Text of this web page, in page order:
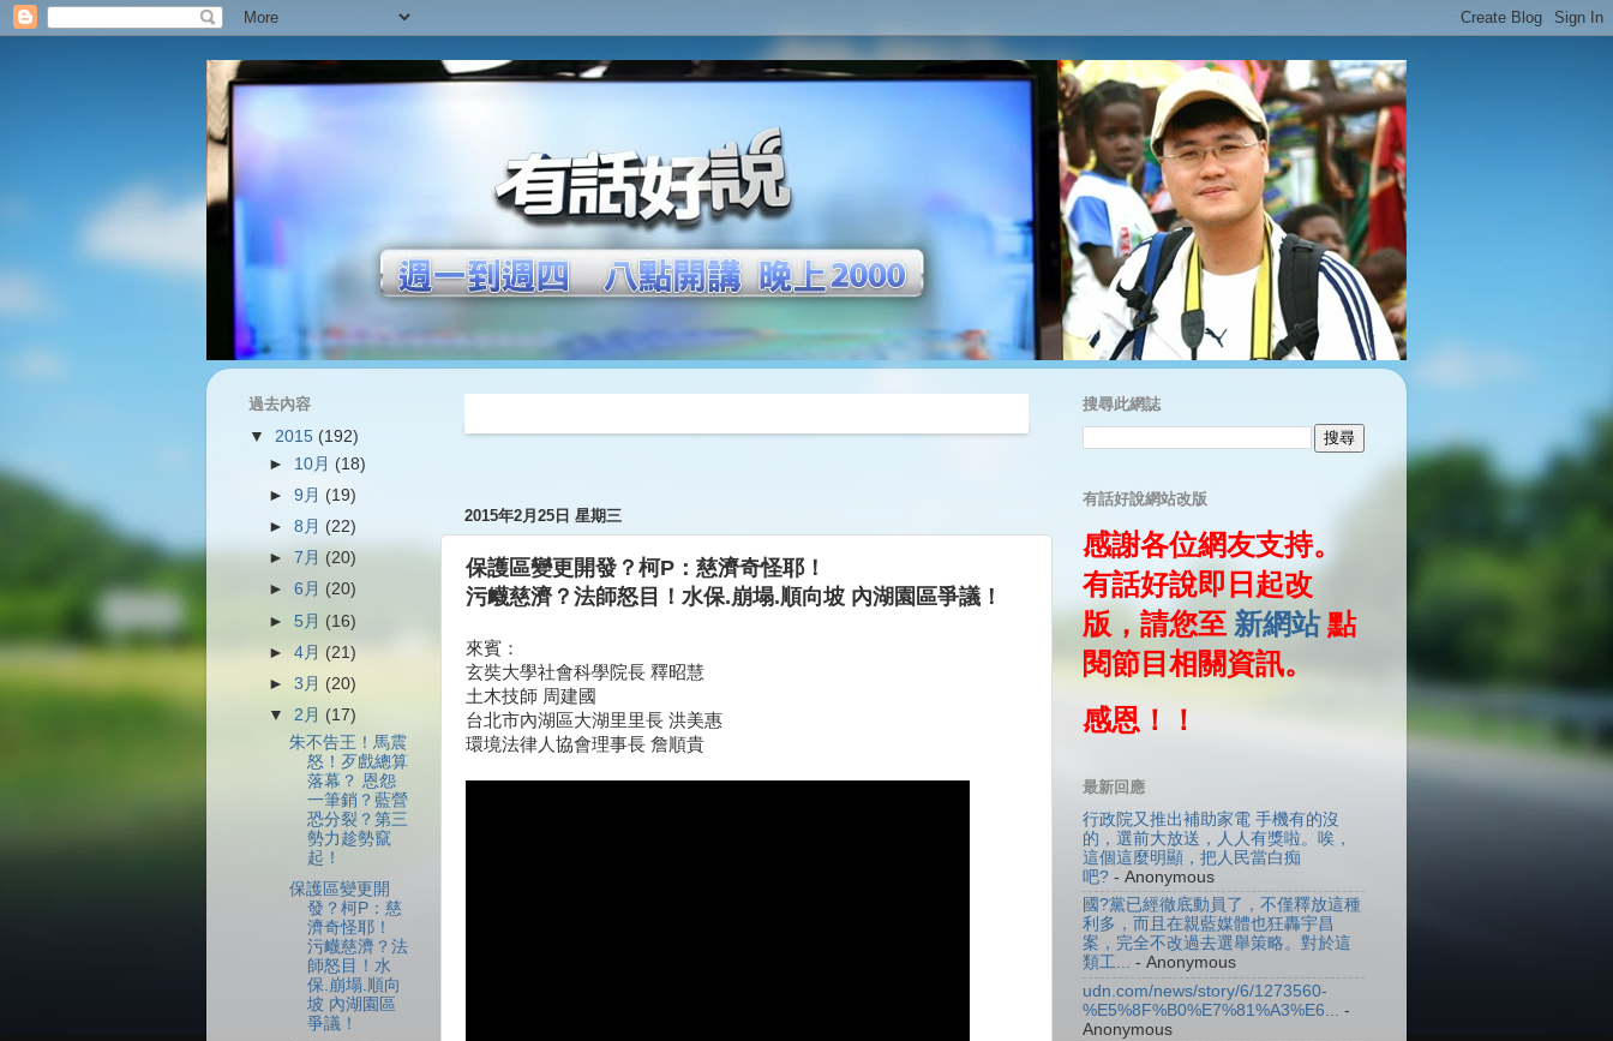
2015年2月25日 星期三
保護區變更開發？柯P：慈濟奇怪耶！
污衊慈濟？法師怒目！水保.崩塌.順向坡 內湖園區爭議！
來賓：
玄奘大學社會科學院長 釋昭慧
土木技師 周建國
台北市內湖區大湖里里長 洪美惠
環境法律人協會理事長 詹順貴
過去內容
▼ 2015 (192)
► 10月 (18)
►9月 (19)
►8月 (22)
►7月(20)
►6月 (20)
► 5月 (16)
►4月 (21)
►3月 (20)
▼ 2月 (17)
朱不告王！馬震
怒！歹戲總算
落幕？ 恩怨
一筆銷？藍營
恐分裂？第三
勢力趁勢竄
起！
保護區變更開
發？柯P：慈
濟奇怪耶！
污衊慈濟？法
師怒目！水
保.崩塌.順向
坡 內湖園區
爭議！
搜尋此網誌
有話好說網站改版
感謝各位網友支持。
有話好說即日起改
版，請您至 新網站點
閱節目相關資訊。
感恩！！
最新回應
行政院又推出補助家電 手機有的沒
的，選前大放送，人人有獎啦。唉，
這個這麼明顯，把人民當白痴
吧? - Anonymous
國?黨已經徹底動員了，不僅釋放這種
利多，而且在親藍媒體也狂轟宇昌
案，完全不改過去選舉策略。對於這
類工... - Anonymous
udn.com/news/story/6/1273560-
%E5%8F%B0%E7%81%A3%E6... -
Anonymous